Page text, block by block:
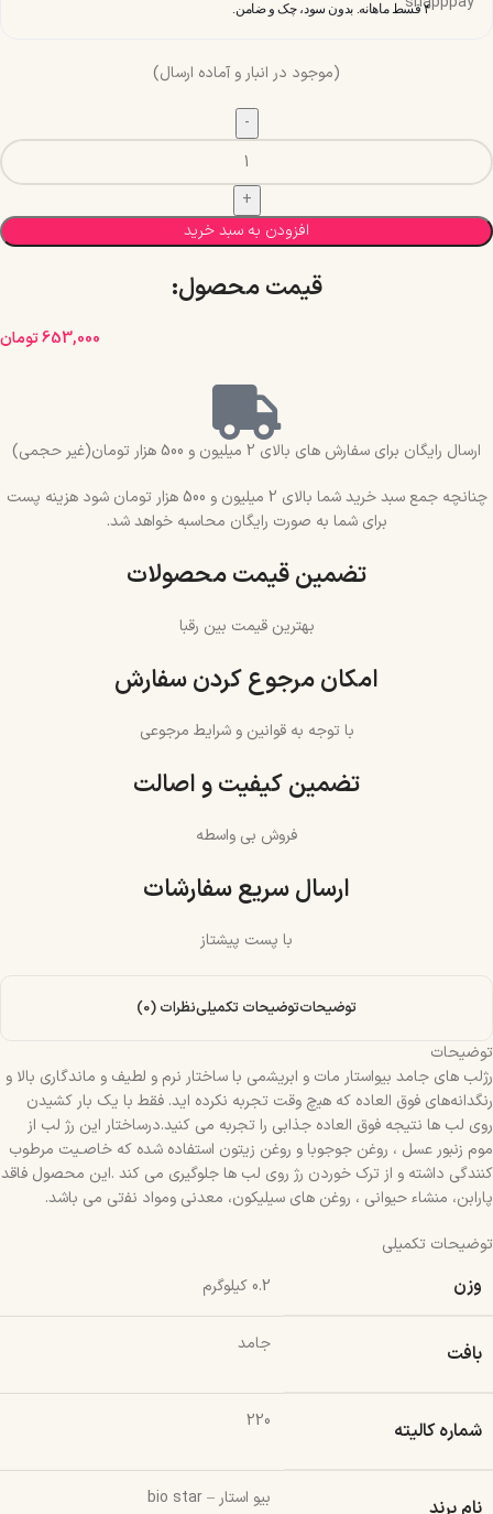
۴ قسط ماهانه. بدون سود، چک و ضامن.
(موجود در انبار و آماده ارسال)
افزودن به سبد خرید
قیمت محصول:​
653,000تومان
ارسال رایگان برای سفارش های بالای 2 میلیون و 500 هزار تومان(غیر حجمی)
چنانچه جمع سبد خرید شما بالای 2 میلیون و 500 هزار تومان شود هزینه پست
برای شما به صورت رایگان محاسبه خواهد شد.
تضمین قیمت محصولات
بهترین قیمت بین رقبا
امکان مرجوع کردن سفارش
با توجه به قوانین و شرایط مرجوعی
تضمین کیفیت و اصالت
فروش بی واسطه
ارسال سریع سفارشات
با پست پیشتاز
توضیحاتتوضیحات تکمیلینظرات (0)
توضیحات
رژﻟﺐ ﻫﺎی ﺟﺎﻣﺪ ﺑﯿﻮاﺳﺘﺎر ﻣﺎت و اﺑﺮﯾﺸمی ﺑﺎ ﺳﺎﺧﺘﺎر ﻧﺮم و ﻟﻄﯿﻒ و ﻣﺎﻧﺪگاری بالا و
رنگدانهﻫﺎی ﻓﻮق اﻟﻌﺎده که ﻫﯿچ وﻗﺖ ﺗﺠﺮﺑﻪ نکرده اید. ﻓﻘﻂ ﺑﺎ یک ﺑﺎر کشیدن
روی ﻟﺐ ﻫﺎ ﻧﺘﯿﺠﻪ ﻓﻮق اﻟﻌﺎده ﺟﺬابی را تجربه می کنید.درساختار این رژ لب از
موم زﻧﺒﻮر ﻋﺴﻞ ، روﻏﻦ ﺟﻮﺟﻮﺑﺎ و روﻏﻦ زﯾﺘﻮن اﺳﺘﻔﺎده ﺷﺪه که ﺧﺎﺻـﯿﺖ ﻣﺮﻃﻮب
کنندگی داﺷﺘﻪ و از ﺗﺮک ﺧﻮردن رژ روی ﻟﺐ ﻫﺎ ﺟﻠﻮگیری می کند .این محصول ﻓﺎﻗﺪ
پارابن، ﻣﻨﺸﺎء ﺣﻴﻮانی ، روﻏﻦ ﻫﺎی سیلیکون، ﻣﻌﺪنی وﻣﻮاد ﻧﻔتی می باشد.
توضیحات تکمیلی
وزن 0.2 کیلوگرم
بافت جامد
شماره کالیته 220
نام برند بیو استار – bio star